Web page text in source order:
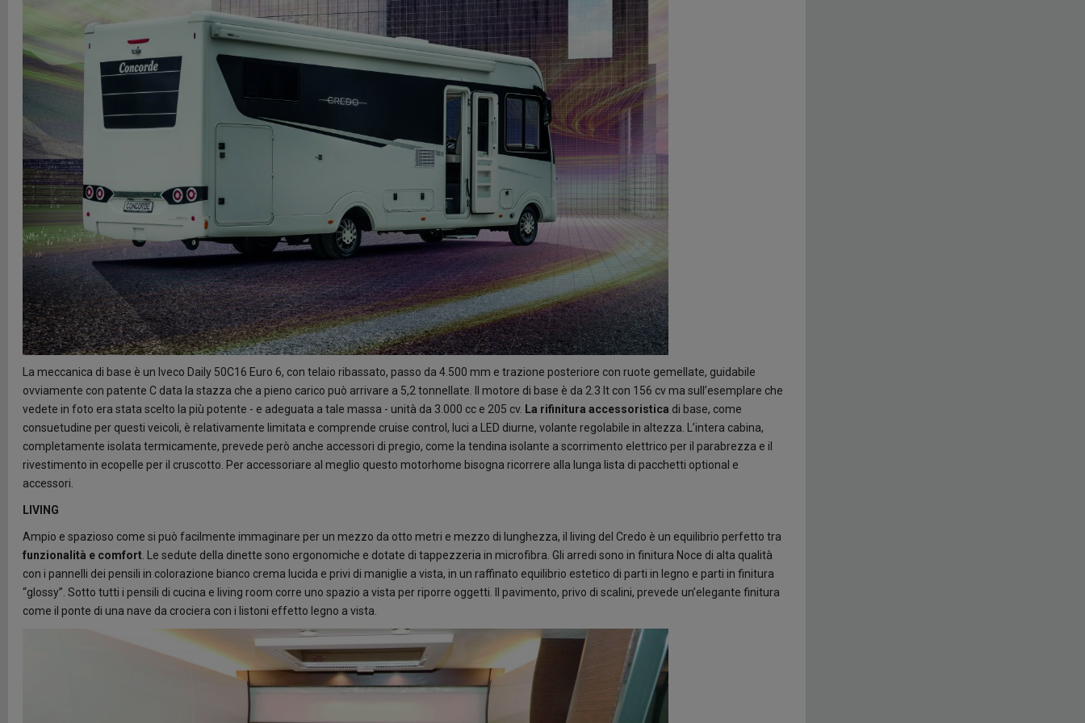
La meccanica di base è un Iveco Daily 50C16 Euro 6, con telaio ribassato, passo da 4.500 mm e trazione posteriore con ruote gemellate, guidabile
ovviamente con patente C data la stazza che a pieno carico può arrivare a 5,2 tonnellate. Il motore di base è da 2.3 lt con 156 cv ma sull’esemplare che
vedete in foto era stata scelto la più potente - e adeguata a tale massa - unità da 3.000 cc e 205 cv. La rifinitura accessoristica di base, come
consuetudine per questi veicoli, è relativamente limitata e comprende cruise control, luci a LED diurne, volante regolabile in altezza. L’intera cabina,
completamente isolata termicamente, prevede però anche accessori di pregio, come la tendina isolante a scorrimento elettrico per il parabrezza e il
rivestimento in ecopelle per il cruscotto. Per accessoriare al meglio questo motorhome bisogna ricorrere alla lunga lista di pacchetti optional e
accessori.
LIVING
Ampio e spazioso come si può facilmente immaginare per un mezzo da otto metri e mezzo di lunghezza, il living del Credo è un equilibrio perfetto tra
funzionalità e comfort. Le sedute della dinette sono ergonomiche e dotate di tappezzeria in microfibra. Gli arredi sono in finitura Noce di alta qualità
con i pannelli dei pensili in colorazione bianco crema lucida e privi di maniglie a vista, in un raffinato equilibrio estetico di parti in legno e parti in finitura
“glossy”. Sotto tutti i pensili di cucina e living room corre uno spazio a vista per riporre oggetti. Il pavimento, privo di scalini, prevede un’elegante finitura
come il ponte di una nave da crociera con i listoni effetto legno a vista.